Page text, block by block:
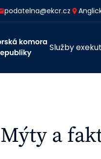
podatelna@ekcr.cz
Služby
Mýty a